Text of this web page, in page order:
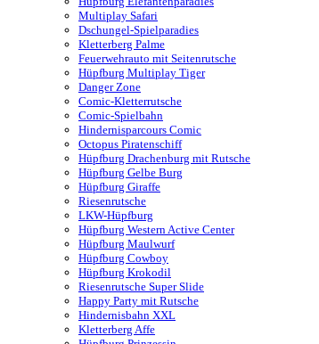
Multiplay Safari
Dschungel-Spielparadies
Kletterberg Palme
Feuerwehrauto mit Seitenrutsche
Hüpfburg Multiplay Tiger
Danger Zone
Comic-Kletterrutsche
Comic-Spielbahn
Hindernisparcours Comic
Octopus Piratenschiff
Hüpfburg Drachenburg mit Rutsche
Hüpfburg Gelbe Burg
Hüpfburg Giraffe
Riesenrutsche
LKW-Hüpfburg
Hüpfburg Western Active Center
Hüpfburg Maulwurf
Hüpfburg Cowboy
Hüpfburg Krokodil
Riesenrutsche Super Slide
Happy Party mit Rutsche
Hindernisbahn XXL
Kletterberg Affe